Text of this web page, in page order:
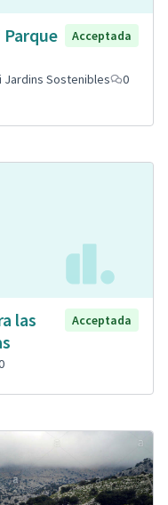
Acceptada
Jardins Sostenibles
0
las
Acceptada